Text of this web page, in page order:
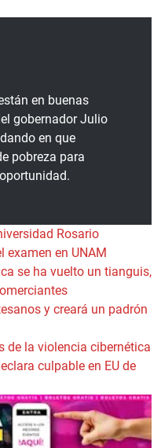
en buenas
gobernador Julio
en que
pobreza para
Rosario
examen en UNAM
se ha vuelto un tianguis,
y creará un padrón
de la violencia cibernética
culpable en EU de